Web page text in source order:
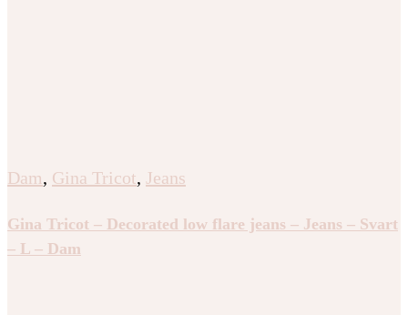
Dam, Gina Tricot, Jeans
Gina Tricot – Decorated low flare jeans – Jeans – Svart
– L – Dam